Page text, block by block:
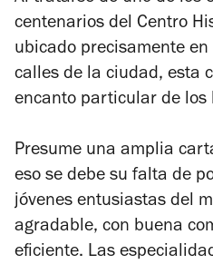
centenarios del Centro
ubicado precisamente
calles de la ciudad, esta
encanto particular de los
Presume una amplia
eso se debe su falta de
jóvenes entusiastas del
agradable, con buena
eficiente. Las